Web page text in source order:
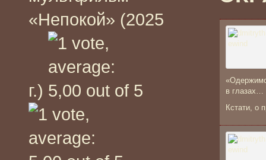
«Непокой» (2025
г.)
в глазах…
Кстати, о